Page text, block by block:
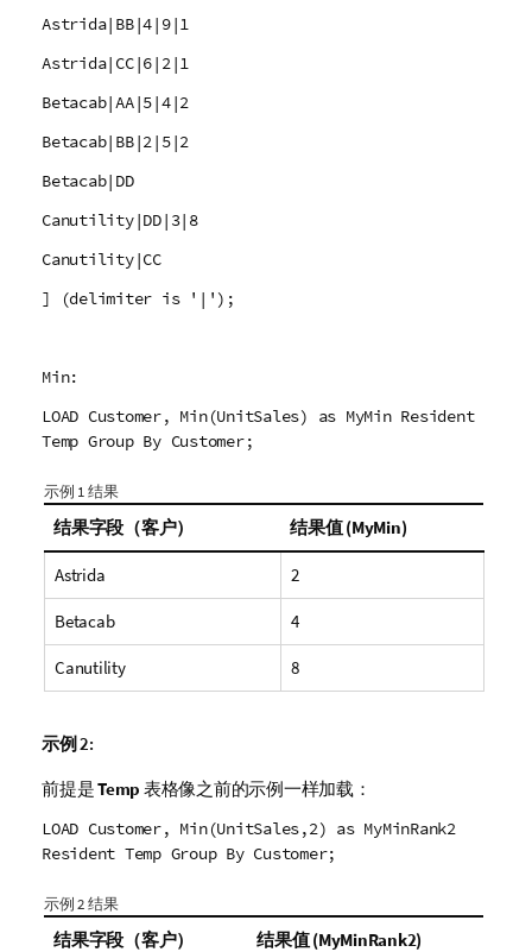
Astrida|BB|4|9|1
Astrida|CC|6|2|1
Betacab|AA|5|4|2
Betacab|BB|2|5|2
Betacab|DD
Canutility|DD|3|8
Canutility|CC
] (delimiter is '|');
Min:
LOAD Customer, Min(UnitSales) as MyMin Resident
Temp Group By Customer;
示例 1 结果
结果字段（客户） 结果值 (MyMin)
Astrida 2
Betacab 4
Canutility 8
示例 2:
前提是Temp 表格像之前的示例一样加载：
LOAD Customer, Min(UnitSales,2) as MyMinRank2
Resident Temp Group By Customer;
示例 2 结果
结果字段（客户） 结果值 (MyMinRank2)